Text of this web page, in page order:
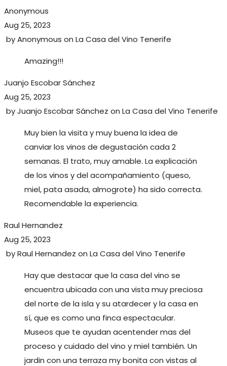
Anonymous
Aug 25, 2023
byAnonymous on La Casa del Vino Tenerife
Amazing!!!
Juanjo Escobar Sánchez
Aug 25, 2023
byJuanjo Escobar Sánchez on La Casa del Vino Tenerife
Muy bien la visita y muy buena la idea de
canviar los vinos de degustación cada 2
semanas. El trato, muy amable. La explicación
de los vinos y del acompañamiento (queso,
miel, pata asada, almogrote) ha sido correcta.
Recomendable la experiencia.
Raul Hernandez
Aug 25, 2023
byRaul Hernandez on La Casa del Vino Tenerife
Hay que destacar que la casa del vino se
encuentra ubicada con una vista muy preciosa
del norte de la isla y su atardecer y la casa en
sí, que es como una finca espectacular.
Museos que te ayudan acentender mas del
proceso y cuidado del vino y miel también. Un
jardin con una terraza my bonita con vistas al